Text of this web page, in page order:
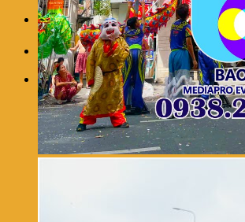
0
Giỏ hàng
Chưa có sản phẩm trong giỏ hàng.